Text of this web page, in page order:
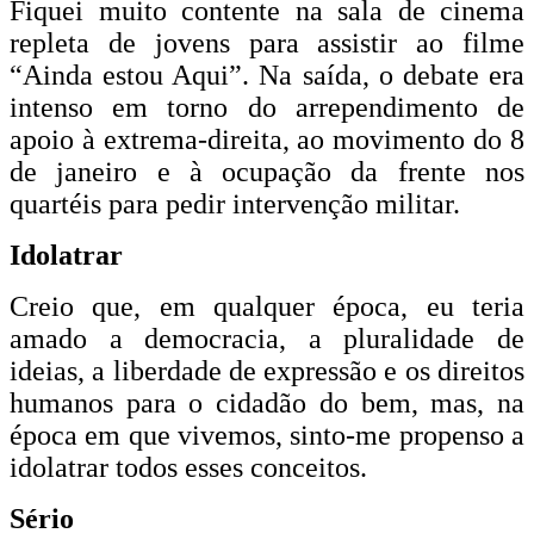
Fiquei muito contente na sala de cinema
repleta de jovens para assistir ao filme
“Ainda estou Aqui”. Na saída, o debate era
intenso em torno do arrependimento de
apoio à extrema-direita, ao movimento do 8
de janeiro e à ocupação da frente nos
quartéis para pedir intervenção militar.
Idolatrar
Creio que, em qualquer época, eu teria
amado a democracia, a pluralidade de
ideias, a liberdade de expressão e os direitos
humanos para o cidadão do bem, mas, na
época em que vivemos, sinto-me propenso a
idolatrar todos esses conceitos.
Sério